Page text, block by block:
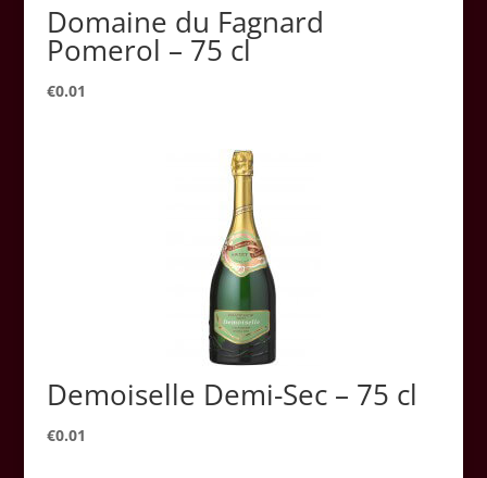
Domaine du Fagnard
Pomerol – 75 cl
€0.01
Demoiselle Demi-Sec – 75 cl
€0.01